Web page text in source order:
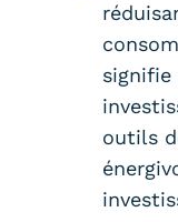
signifie
outils